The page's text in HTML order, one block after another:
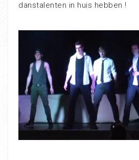
danstalenten in huis hebben !